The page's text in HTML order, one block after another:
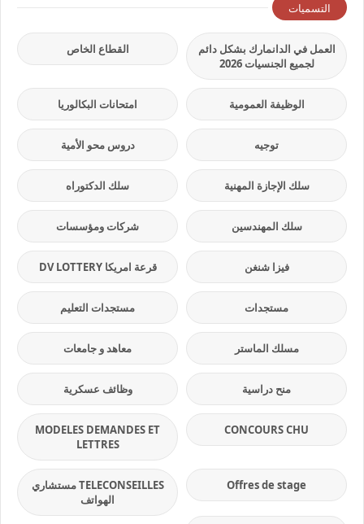
التسميات
العمل في الدانمارك بشكل دائم
لجميع الجنسيات 2026
القطاع الخاص
الوظيفة العمومية امتحانات البكالوريا
توجيه دروس محو الأمية
سلك الإجازة المهنية سلك الدكتوراه
سلك المهندسين شركات ومؤسسات
فيزا شنغن قرعة امريكا DV LOTTERY
مستجدات مستجدات التعليم
مسلك الماستر معاهد و جامعات
منح دراسية وظائف عسكرية
CONCOURS CHU
MODELES DEMANDES ET
LETTRES
Offres de stage
TELECONSEILLES مستشاري
الهواتف